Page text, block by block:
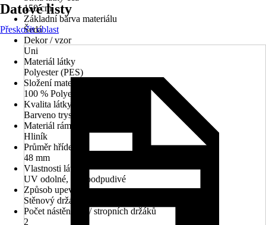
150 cm
Základní barva materiálu
Šedá
Dekor / vzor
Uni
Materiál látky
Polyester (PES)
Složení materiálu
100 % Polyester
Kvalita látky
Barveno tryskou cca 300 g/m²
Materiál rámu
Hliník
Průměr hřídele
48 mm
Vlastnosti látky
UV odolné, Vodoodpudivé
Způsob upevnění
Stěnový držák
Počet nástěnných/ stropních držáků
2
Datové listy
Přeskočit oblast